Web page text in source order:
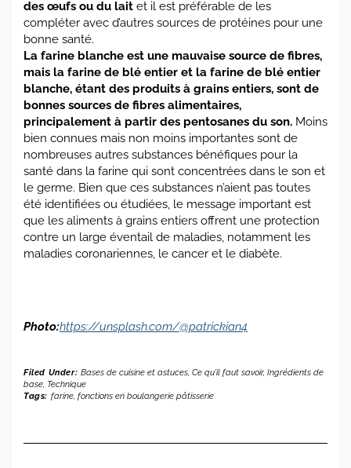
des œufs ou du lait et il est préférable de les
compléter avec d’autres sources de protéines pour une
bonne santé.
La farine blanche est une mauvaise source de fibres,
mais la farine de blé entier et la farine de blé entier
blanche, étant des produits à grains entiers, sont de
bonnes sources de fibres alimentaires,
principalement à partir des pentosanes du son. Moins
bien connues mais non moins importantes sont de
nombreuses autres substances bénéfiques pour la
santé dans la farine qui sont concentrées dans le son et
le germe. Bien que ces substances n’aient pas toutes
été identifiées ou étudiées, le message important est
que les aliments à grains entiers offrent une protection
contre un large éventail de maladies, notamment les
maladies coronariennes, le cancer et le diabète.
Photo:https://unsplash.com/@patrickian4
Filed Under: Bases de cuisine et astuces, Ce qu'il faut savoir, Ingrédients de
base, Technique
Tags: farine, fonctions en boulangerie pâtisserie